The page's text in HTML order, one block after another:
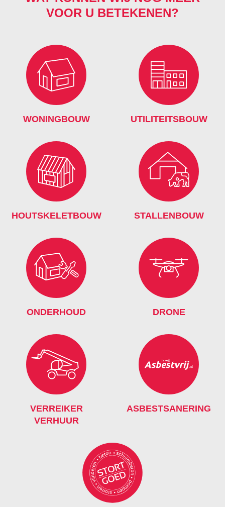
VOOR U BETEKENEN?
WONINGBOUW UTILITEITSBOUW
HOUTSKELETBOUW STALLENBOUW
ONDERHOUD DRONE
VERREIKER
VERHUUR
ASBESTSANERING